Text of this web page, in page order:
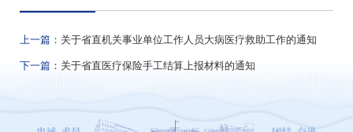
上一篇： 关于省直机关事业单位工作人员大病医疗救助工作的通知
下一篇： 关于省直医疗保险手工结算上报材料的通知